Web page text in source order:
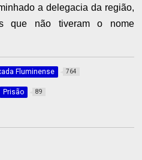
a delegacia da região,
que não tiveram o nome
Fluminense 764
Prisão 89